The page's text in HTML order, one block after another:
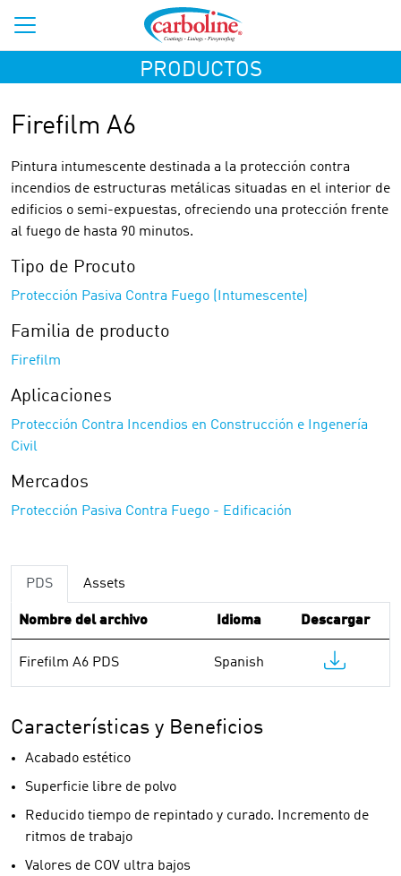
PRODUCTOS
Firefilm A6
Pintura intumescente destinada a la protección contra
incendios de estructuras metálicas situadas en el interior de
edificios o semi-expuestas, ofreciendo una protección frente
al fuego de hasta 90 minutos.
Tipo de Procuto
Protección Pasiva Contra Fuego (Intumescente)
Familia de producto
Firefilm
Aplicaciones
Protección Contra Incendios en Construcción e Ingenería
Civil
Mercados
Protección Pasiva Contra Fuego - Edificación
PDS Assets
Nombre del archivo Idioma Descargar
Firefilm A6 PDS Spanish
Características y Beneficios
Acabado estético
Superficie libre de polvo
Reducido tiempo de repintado y curado. Incremento de
ritmos de trabajo
Valores de COV ultra bajos